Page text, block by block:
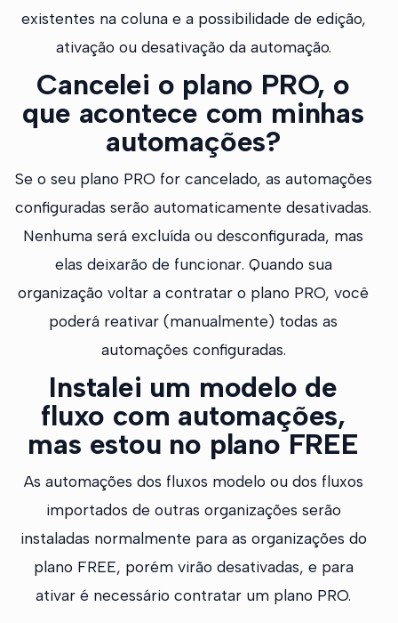
existentes na coluna e a possibilidade de edição,
ativação ou desativação da automação.
Cancelei o plano PRO, o
que acontece com minhas
automações?
Se o seu plano PRO for cancelado, as automações
configuradas serão automaticamente desativadas.
Nenhuma será excluída ou desconfigurada, mas
elas deixarão de funcionar. Quando sua
organização voltar a contratar o plano PRO, você
poderá reativar (manualmente) todas as
automações configuradas.
Instalei um modelo de
fluxo com automações,
mas estou no plano FREE
As automações dos fluxos modelo ou dos fluxos
importados de outras organizações serão
instaladas normalmente para as organizações do
plano FREE, porém virão desativadas, e para
ativar é necessário contratar um plano PRO.